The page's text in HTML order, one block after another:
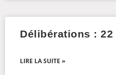
Délibérations : 22
LIRE LA SUITE »